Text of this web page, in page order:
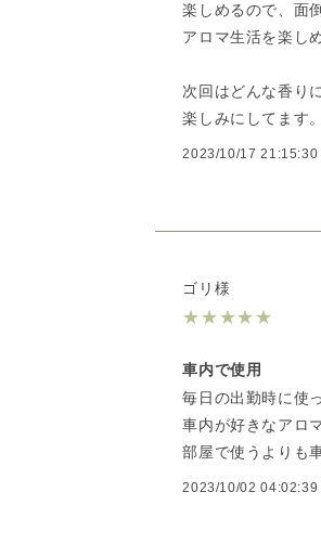
楽しめるので、面
アロマ生活を楽し
次回はどんな香り
楽しみにしてます。
2023/10/17 21:15:30
ゴリ様
★★★★★
車内で使用
毎日の出勤時に使
車内が好きなアロ
部屋で使うよりも
2023/10/02 04:02:39